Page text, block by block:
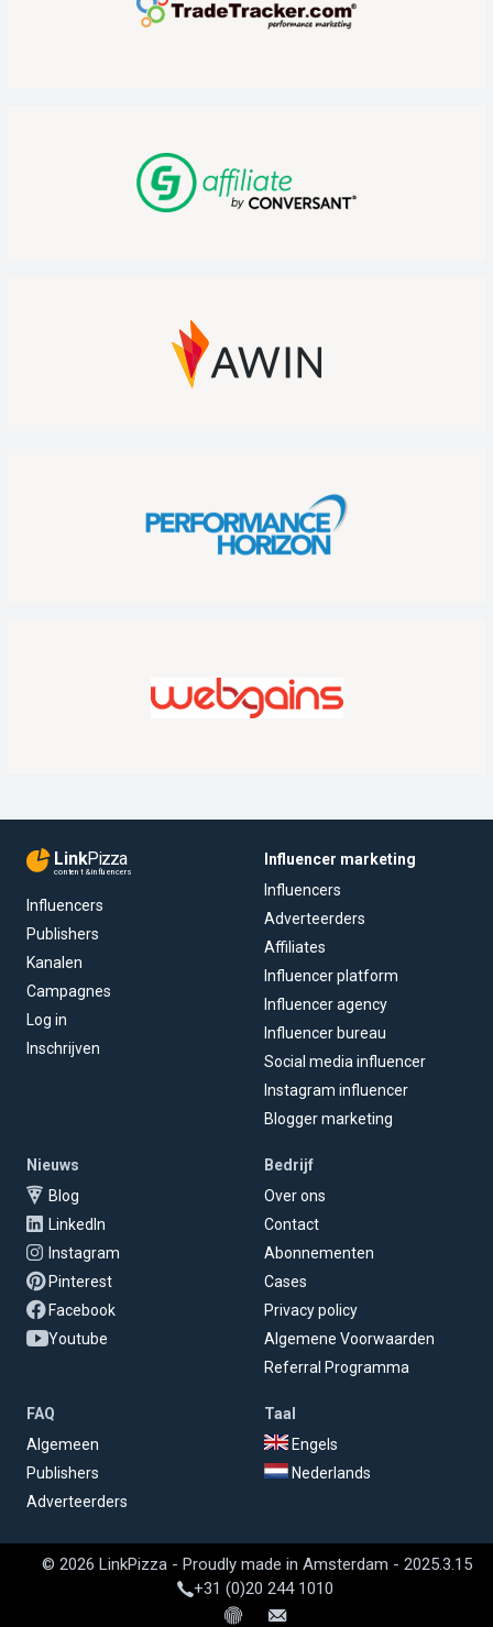
LinkPizza
content & influencers
Influencers
Publishers
Kanalen
Campagnes
Log in
Inschrijven
Influencer marketing
Influencers
Adverteerders
Affiliates
Influencer platform
Influencer agency
Influencer bureau
Social media influencer
Instagram influencer
Blogger marketing
Nieuws
Blog
LinkedIn
Instagram
Pinterest
Facebook
Youtube
Bedrijf
Over ons
Contact
Abonnementen
Cases
Privacy policy
Algemene Voorwaarden
Referral Programma
FAQ
Algemeen
Publishers
Adverteerders
Taal
Engels
Nederlands
© 2026 LinkPizza - Proudly made in Amsterdam - 2025.3.15
+31 (0)20 244 1010